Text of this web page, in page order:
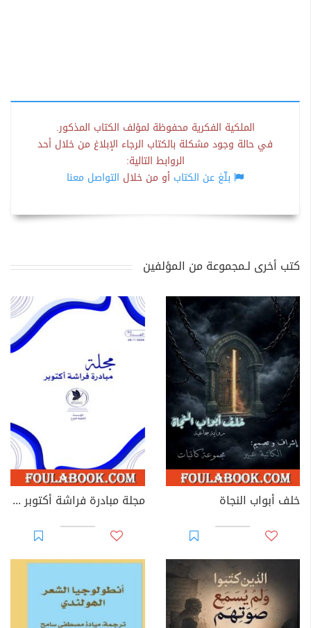
الملكية الفكرية محفوظة لمؤلف الكتاب المذكور.
في حالة وجود مشكلة بالكتاب الرجاء الإبلاغ من خلال أحد
الروابط التالية:
بلّغ عن الكتاب أو من خلال التواصل معنا
كتب أخرى لـمجموعة من المؤلفين
خلف أبواب النجاة مجلة مبادرة فراشة أكتوبر - العدد 39